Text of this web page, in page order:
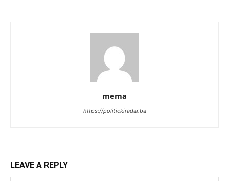
mema
https://politickiradar.ba
LEAVE A REPLY